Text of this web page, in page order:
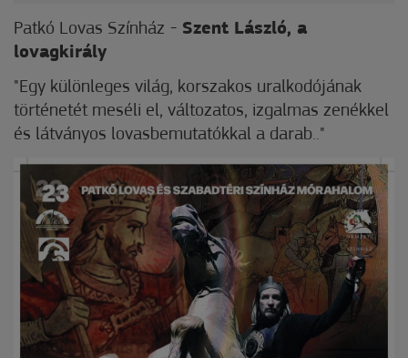
Patkó Lovas Színház - Szent László, a
lovagkirály
"Egy különleges világ, korszakos uralkodójának
történetét meséli el, változatos, izgalmas zenékkel
és látványos lovasbemutatókkal a darab.."